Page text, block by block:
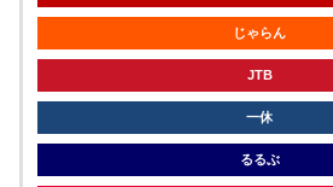
じゃらん
JTB
一休
るるぶ